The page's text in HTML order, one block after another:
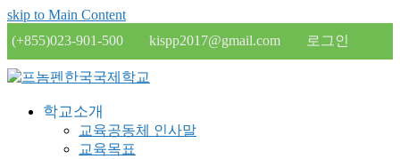
skip to Main Content
(+855)023-901-500
kispp2017@gmail.com 로그인
학교소개
교육공동체 인사말
교육목표